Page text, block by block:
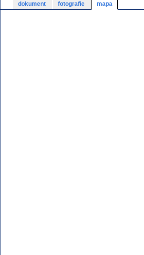
dokument fotografie mapa